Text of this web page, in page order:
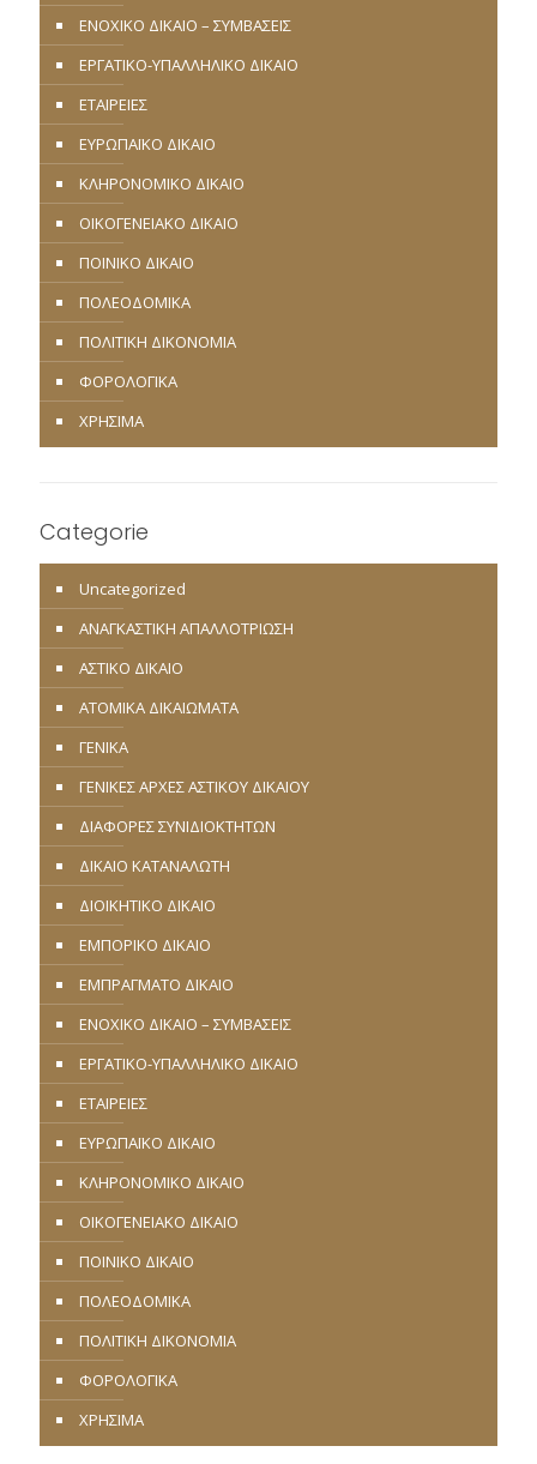
ΕΝΟΧΙΚΟ ΔΙΚΑΙΟ – ΣΥΜΒΑΣΕΙΣ
ΕΡΓΑΤΙΚΟ-ΥΠΑΛΛΗΛΙΚΟ ΔΙΚΑΙΟ
ΕΤΑΙΡΕΙΕΣ
ΕΥΡΩΠΑΪΚΟ ΔΙΚΑΙΟ
ΚΛΗΡΟΝΟΜΙΚΟ ΔΙΚΑΙΟ
ΟΙΚΟΓΕΝΕΙΑΚΟ ΔΙΚΑΙΟ
ΠΟΙΝΙΚΟ ΔΙΚΑΙΟ
ΠΟΛΕΟΔΟΜΙΚΑ
ΠΟΛΙΤΙΚΗ ΔΙΚΟΝΟΜΙΑ
ΦΟΡΟΛΟΓΙΚΑ
ΧΡΗΣΙΜΑ
Categorie
Uncategorized
ΑΝΑΓΚΑΣΤΙΚΗ ΑΠΑΛΛΟΤΡΙΩΣΗ
ΑΣΤΙΚΟ ΔΙΚΑΙΟ
ΑΤΟΜΙΚΑ ΔΙΚΑΙΩΜΑΤΑ
ΓΕΝΙΚΑ
ΓΕΝΙΚΕΣ ΑΡΧΕΣ ΑΣΤΙΚΟΥ ΔΙΚΑΙΟΥ
ΔΙΑΦΟΡΕΣ ΣΥΝΙΔΙΟΚΤΗΤΩΝ
ΔΙΚΑΙΟ ΚΑΤΑΝΑΛΩΤΗ
ΔΙΟΙΚΗΤΙΚΟ ΔΙΚΑΙΟ
ΕΜΠΟΡΙΚΟ ΔΙΚΑΙΟ
ΕΜΠΡΑΓΜΑΤΟ ΔΙΚΑΙΟ
ΕΝΟΧΙΚΟ ΔΙΚΑΙΟ – ΣΥΜΒΑΣΕΙΣ
ΕΡΓΑΤΙΚΟ-ΥΠΑΛΛΗΛΙΚΟ ΔΙΚΑΙΟ
ΕΤΑΙΡΕΙΕΣ
ΕΥΡΩΠΑΪΚΟ ΔΙΚΑΙΟ
ΚΛΗΡΟΝΟΜΙΚΟ ΔΙΚΑΙΟ
ΟΙΚΟΓΕΝΕΙΑΚΟ ΔΙΚΑΙΟ
ΠΟΙΝΙΚΟ ΔΙΚΑΙΟ
ΠΟΛΕΟΔΟΜΙΚΑ
ΠΟΛΙΤΙΚΗ ΔΙΚΟΝΟΜΙΑ
ΦΟΡΟΛΟΓΙΚΑ
ΧΡΗΣΙΜΑ